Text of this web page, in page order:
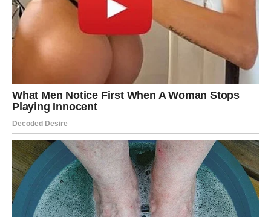
Kako Devica prekida?
Devica prekida tako što:
najpre prikupi istinu do kraja
zatim se povuče emotivno
i onda jednim razgovorom – završi
To može biti kratko, jasno, bez mnogo emocija. Ali iza te
hladnoće stoji ogromna tuga. Devica prekida da bi se
spasila.